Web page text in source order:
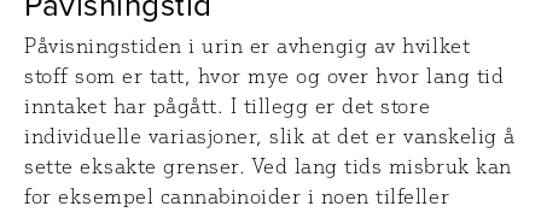
Påvisningstiden i urin er avhengig av hvilket
stoff som er tatt, hvor mye og over hvor lang tid
inntaket har pågått. I tillegg er det store
individuelle variasjoner, slik at det er vanskelig å
sette eksakte grenser. Ved lang tids misbruk kan
for eksempel cannabinoider i noen tilfeller